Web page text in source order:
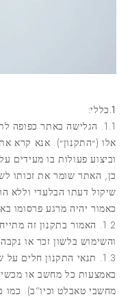
1.כללי:
1.1. הגלישה באתר כפופה
אלו (״התקנון״). אנא קרא
וביצוע פעולות בו מעידים
כן, האתר שומר את זכותו
שיקול דעתו הבלעדי וללא
כאמור יהיה מרגע פרסומו
1.2. האמור בתקנון זה
והשימוש בלשון זכר או
1.3. תנאי התקנון חלים
באמצעות כל מחשב או
מחשבי טאבלט וכיו”ב).